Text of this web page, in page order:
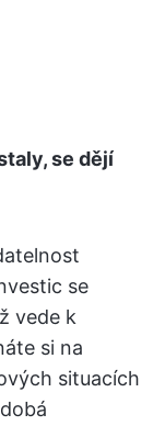
se dějí
se
vede k
si na
situacích